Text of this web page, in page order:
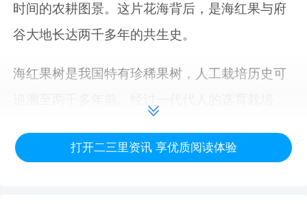
时间的农耕图景。这片花海背后，是海红果与府
谷大地长达两千多年的共生史。
海红果树是我国特有珍稀果树，人工栽培历史可
变为兼具食用价值与经济价值的特色果品，成为
打开二三里资讯 享优质阅读体验